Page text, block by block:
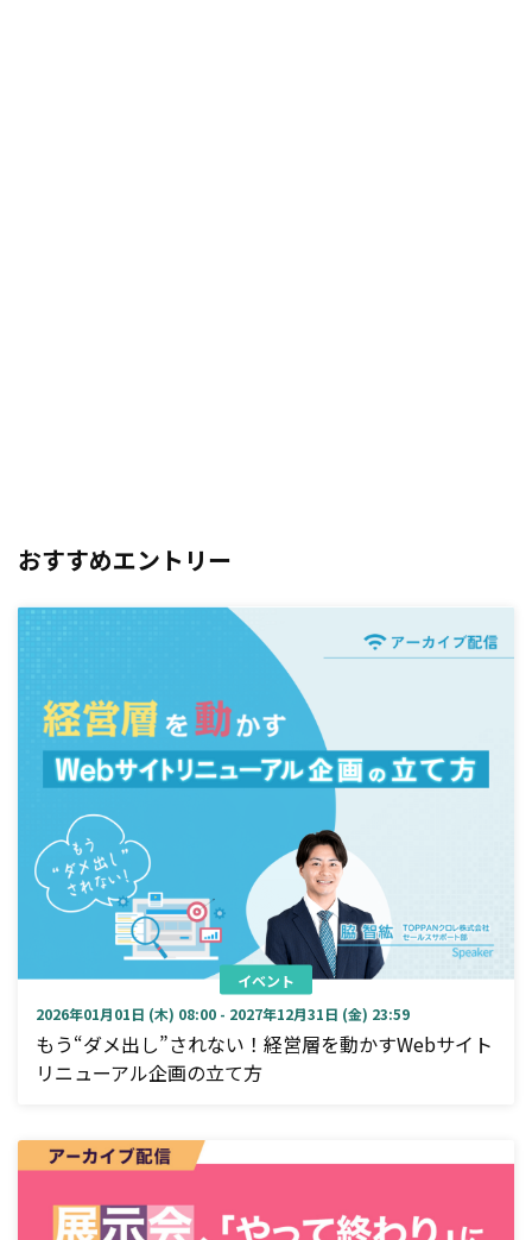
おすすめエントリー
イベント
2026年01月01日 (木) 08:00 - 2027年12月31日 (金) 23:59
もう“ダメ出し”されない！経営層を動かすWebサイト
リニューアル企画の立て方